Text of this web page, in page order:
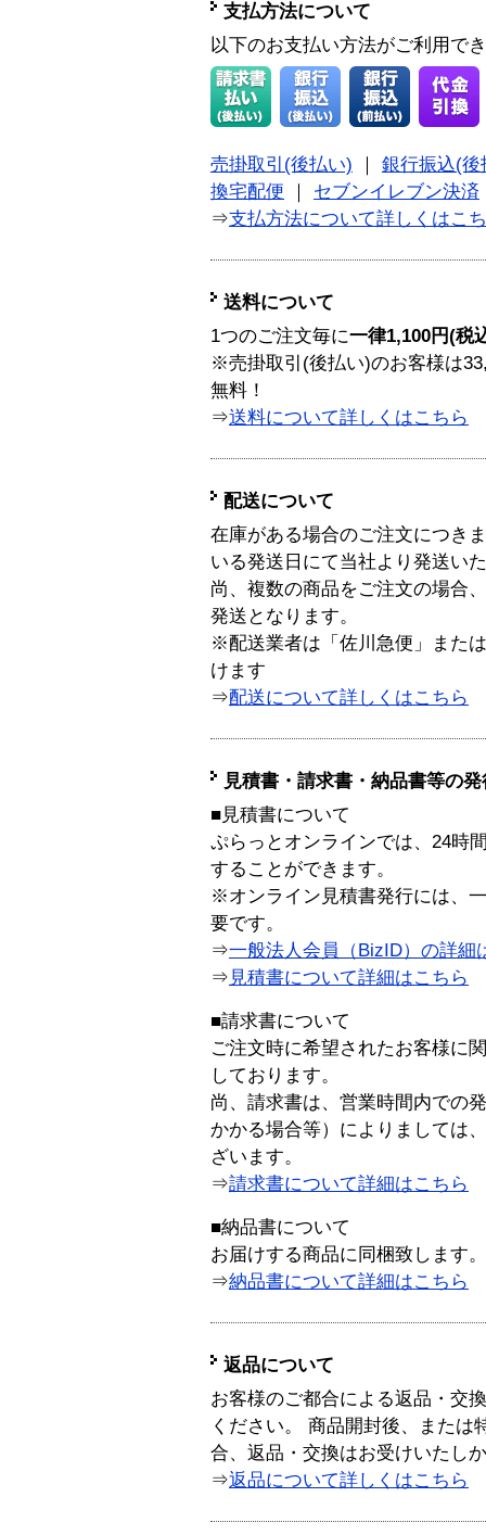
支払方法について
以下のお支払い方法がご利用で
売掛取引(後払い)
銀行振込(後
換宅配便
セブンイレブン決済
⇒支払方法について詳しくはこ
送料について
1つのご注文毎に一律1,100円(税
※売掛取引(後払い)のお客様は
無料！
⇒送料について詳しくはこちら
配送について
在庫がある場合のご注文につき
いる発送日にて当社より発送い
尚、複数の商品をご注文の場合
発送となります。
※配送業者は「佐川急便」また
けます
⇒配送について詳しくはこちら
見積書・請求書・納品書等の
■見積書について
ぷらっとオンラインでは、24時
することができます。
※オンライン見積書発行には、
要です。
⇒一般法人会員（BizID）の詳細
⇒ 見積書について詳細はこちら
■請求書について
ご注文時に希望されたお客様に
しております。
尚、請求書は、営業時間内での
かかる場合等）によりましては
ざいます。
⇒請求書について詳細はこちら
■納品書について
お届けする商品に同梱致します。
⇒納品書について詳細はこちら
返品について
お客様のご都合による返品・交
ください。 商品開封後、または
合、返品・交換はお受けいたし
⇒返品について詳しくはこちら